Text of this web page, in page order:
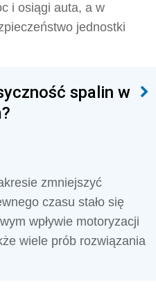
i osiągi auta, a w
jednostki
spalin w
zmniejszyć
czasu stało się
wpływie motoryzacji
wiele prób rozwiązania